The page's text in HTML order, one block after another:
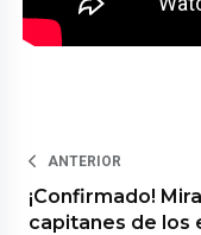
ANTERIOR
¡Confirmado!
capitanes de los